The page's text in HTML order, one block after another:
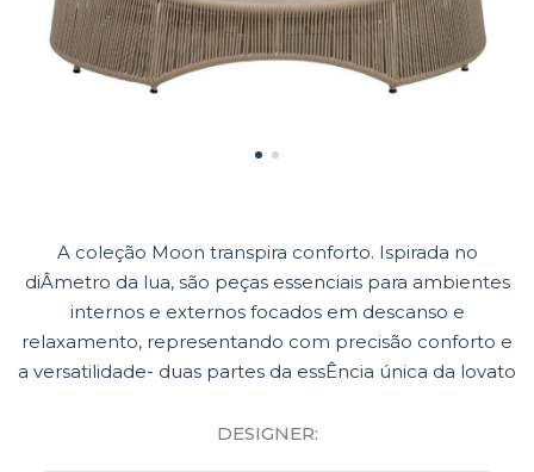
A coleção Moon transpira conforto. Ispirada no
diÂmetro da lua, são peças essenciais para ambientes
internos e externos focados em descanso e
relaxamento, representando com precisão conforto e
a versatilidade- duas partes da essÊncia única da lovato
DESIGNER: